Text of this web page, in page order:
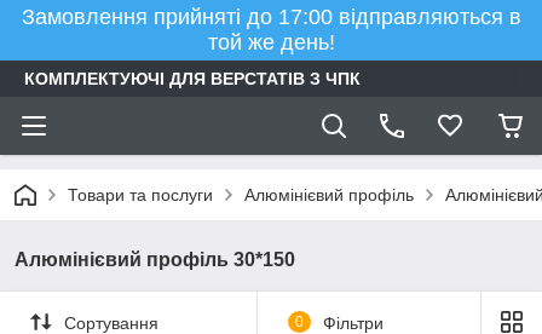
Замовлення прийняті до 17:00 відправляються в
той же день!
КОМПЛЕКТУЮЧІ ДЛЯ ВЕРСТАТІВ З ЧПК
Товари та послуги Алюмінієвий профіль
Алюмінієвий профіль 30*150
Сортування 0 Фільтри